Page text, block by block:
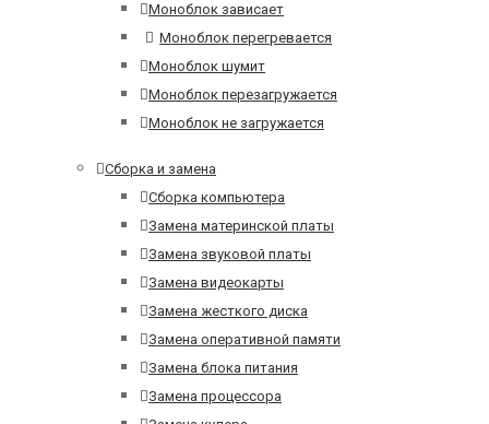
Моноблок зависает
Моноблок перегревается
Моноблок шумит
Моноблок перезагружается
Моноблок не загружается
Сборка и замена
Сборка компьютера
Замена материнской платы
Замена звуковой платы
Замена видеокарты
Замена жесткого диска
Замена оперативной памяти
Замена блока питания
Замена процессора